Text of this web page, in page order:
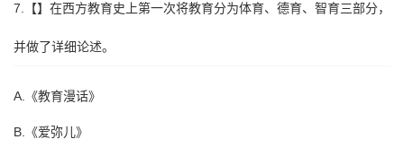
7.【】在西方教育史上第一次将教育分为体育、德育、智育三部分，
并做了详细论述。
A.《教育漫话》
B.《爱弥儿》